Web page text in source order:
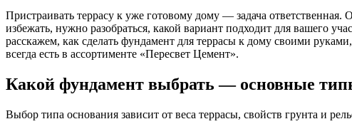
Пристраивать террасу к уже готовому дому — задача
избежать, нужно разобраться, какой вариант подходит для вашего
расскажем, как сделать фундамент для террасы к дому своими
всегда есть в ассортименте «Пересвет Цемент».
Какой фундамент выбрать — основные
Выбор типа основания зависит от веса террасы, свойств грунта и